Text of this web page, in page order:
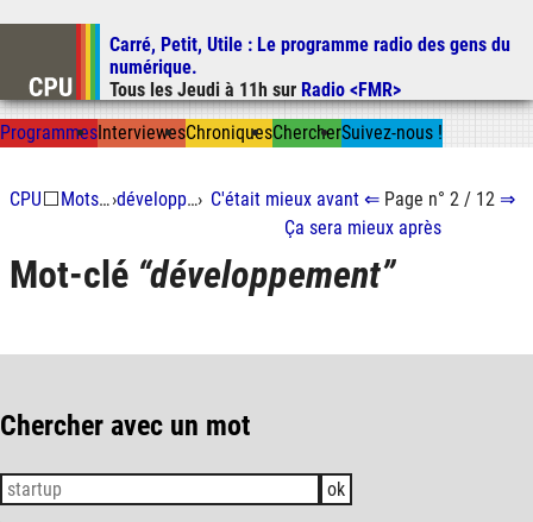
Aller au contenu
Aller à la recherche
Carré, Petit, Utile : Le programme radio des gens du
numérique.
Tous les Jeudi à 11h sur Radio <FMR>
ProgrammesInterviewesChroniquesChercherSuivez-nous !
CPU⬜ Mots-clés› développement› C'était mieux avant⇐ Page n° 2 / 12 ⇒
Ça sera mieux après
Mot-clé développement
Chercher avec un mot
ok